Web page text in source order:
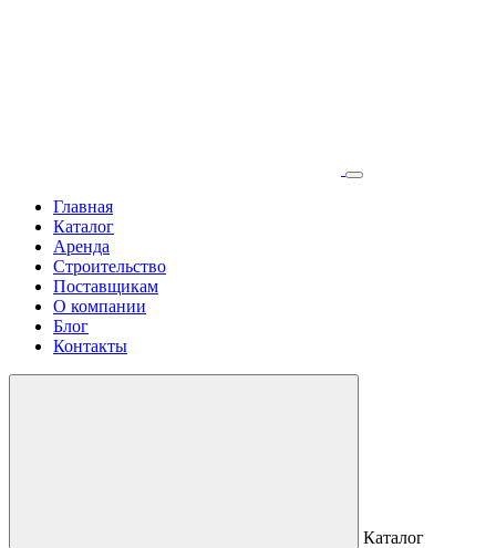
Главная
Каталог
Аренда
Строительство
Поставщикам
О компании
Блог
Контакты
Каталог